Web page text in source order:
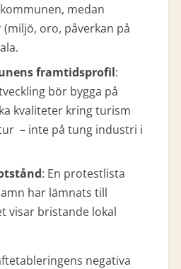
medan
oro, påverkan på
framtidsprofil:
bör bygga på
kvaliteter kring turism
– inte på tung industri i
: En protestlista
har lämnats till
visar bristande lokal
negativa